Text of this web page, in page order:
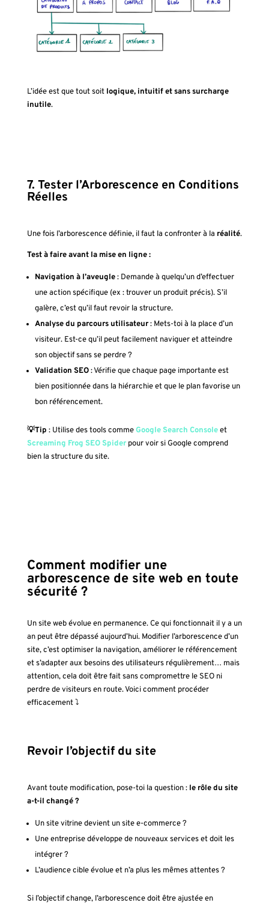
L’idée est que tout soit logique, intuitif et sans surcharge
inutile.
7. Tester l’Arborescence en Conditions
Réelles
Une fois l’arborescence définie, il faut la confronter à la réalité.
Test à faire avant la mise en ligne :
Navigation à l’aveugle: Demande à quelqu’un d’effectuer
une action spécifique (ex : trouver un produit précis). S’il
galère, c’est qu’il faut revoir la structure.
Analyse du parcours utilisateur: Mets-toi à la place d’un
visiteur. Est-ce qu’il peut facilement naviguer et atteindre
son objectif sans se perdre ?
Validation SEO: Vérifie que chaque page importante est
bien positionnée dans la hiérarchie et que le plan favorise un
bon référencement.
💡Tip : Utilise des tools commeGoogle Search Consoleet
Screaming Frog SEO Spiderpour voir si Google comprend
bien la structure du site.
Comment modifier une
arborescence de site web en toute
sécurité ?
Un site web évolue en permanence. Ce qui fonctionnait il y a un
an peut être dépassé aujourd’hui. Modifier l’arborescence d’un
site, c’est optimiser la navigation, améliorer le référencement
et s’adapter aux besoins des utilisateurs régulièrement… mais
attention, cela doit être fait sans compromettre le SEO ni
perdre de visiteurs en route. Voici comment procéder
efficacement ⤵️
Revoir l’objectif du site
Avant toute modification, pose-toi la question : le rôle du site
a-t-il changé ?
Un site vitrine devient un site e-commerce ?
Une entreprise développe de nouveaux services et doit les
intégrer ?
L’audience cible évolue et n’a plus les mêmes attentes ?
Si l’objectif change, l’arborescence doit être ajustée en